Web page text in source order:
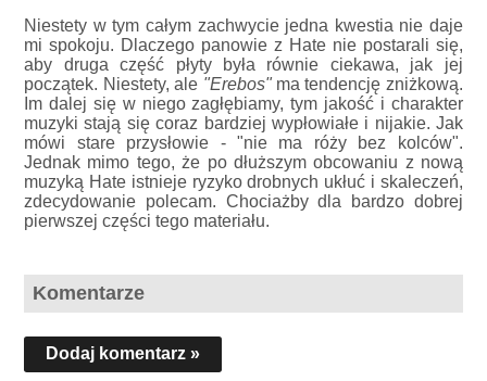
Niestety w tym całym zachwycie jedna kwestia nie daje
mi spokoju. Dlaczego panowie z Hate nie postarali się,
aby druga część płyty była równie ciekawa, jak jej
początek. Niestety, ale "Erebos"ma tendencję zniżkową.
Im dalej się w niego zagłębiamy, tym jakość i charakter
muzyki stają się coraz bardziej wypłowiałe i nijakie. Jak
mówi stare przysłowie - "nie ma róży bez kolców".
Jednak mimo tego, że po dłuższym obcowaniu z nową
muzyką Hate istnieje ryzyko drobnych ukłuć i skaleczeń,
zdecydowanie polecam. Chociażby dla bardzo dobrej
pierwszej części tego materiału.
Komentarze
Dodaj komentarz »